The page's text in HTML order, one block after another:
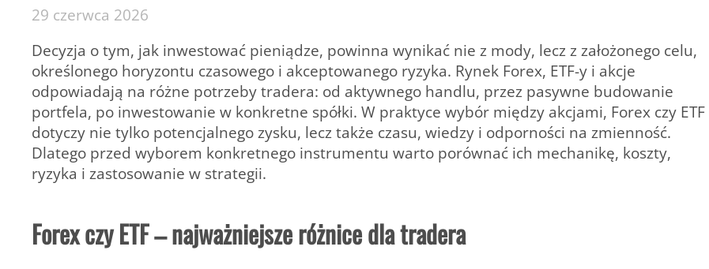
29 czerwca 2026
Decyzja o tym, jak inwestować pieniądze, powinna wynikać nie z mody, lecz z założonego celu,
określonego horyzontu czasowego i akceptowanego ryzyka. Rynek Forex, ETF-y i akcje
odpowiadają na różne potrzeby tradera: od aktywnego handlu, przez pasywne budowanie
portfela, po inwestowanie w konkretne spółki. W praktyce wybór między akcjami, Forex czy ETF
dotyczy nie tylko potencjalnego zysku, lecz także czasu, wiedzy i odporności na zmienność.
Dlatego przed wyborem konkretnego instrumentu warto porównać ich mechanikę, koszty,
ryzyka i zastosowanie w strategii.
Forex czy ETF – najważniejsze różnice dla tradera